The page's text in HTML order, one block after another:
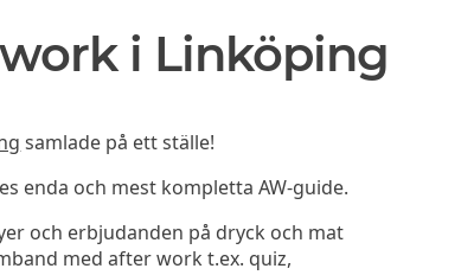
i Linköping
samlade på ett ställe!
enda och mest kompletta AW-guide.
och erbjudanden på dryck och mat
med after work t.ex. quiz,